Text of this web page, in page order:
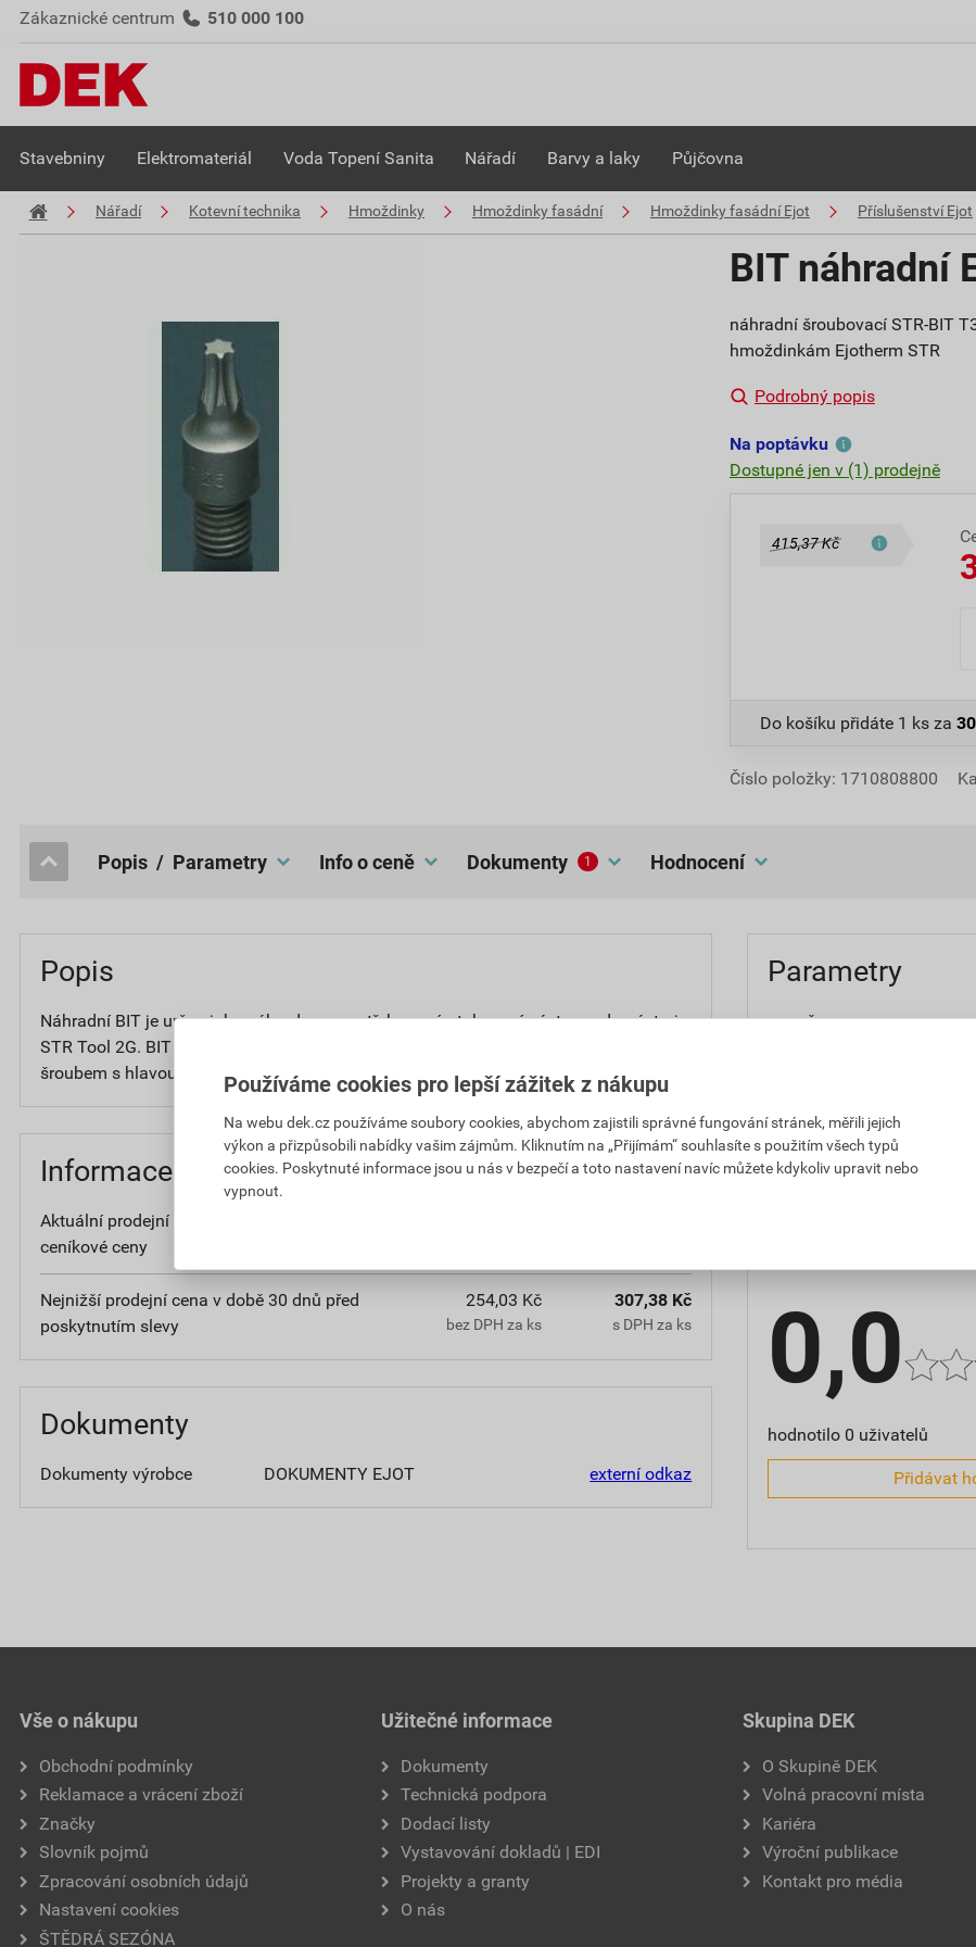
Zákaznické centrum 510 000 100
Stavebniny Elektromateriál Voda Topení Sanita Nářadí Barvy a laky Půjčovna
Nářadí Kotevní technika Hmoždinky Hmoždinky fasádní Hmoždinky fasádní Ejot Příslušenství Ejot
BIT náhradní
náhradní šroubovací STR-BIT
hmoždinkám Ejotherm STR
Podrobný popis
Na poptávku
Dostupné jen v (1) prodejně
415,37 Kč
Do košíku přidáte 1 ks za
Číslo položky: 1710808800
popis / Parametry Info o ceně dokumenty 1 hodnocení
Popis
Náhradní BIT je určen jako náhrada za opotřebovaný utahovací nástavec do nástroje
STR Tool 2G. BIT slouží pro zápustnou montáž hmoždinky Ejotherm STR U 2G se
šroubem s hlavou TORX T30.
Informace o ceně
Aktuální prodejní cena po slevě 26% z
ceníkové ceny
Nejnižší prodejní cena v době 30 dnů před
poskytnutím slevy
254,03 Kč
bez DPH za ks
307,38 Kč
s DPH za ks
Dokumenty
Dokumenty výrobce DOKUMENTY EJOT externí odkaz
Parametry
rozměry
typ výrobku
0,0
hodnotilo 0 uživatelů
Přidávat
Vše o nákupu
Obchodní podmínky
Reklamace a vrácení zboží
Značky
Slovník pojmů
Zpracování osobních údajů
Nastavení cookies
ŠTĚDRÁ SEZÓNA
Užitečné informace
Dokumenty
Technická podpora
Dodací listy
Vystavování dokladů | EDI
Projekty a granty
O nás
Skupina DEK
O Skupině DEK
Volná pracovní místa
Kariéra
Výroční publikace
Kontakt pro média
Používáme cookies pro lepší zážitek z nákupu
Na webu dek.cz používáme soubory cookies, abychom zajistili správné fungování stránek, měřili jejich
výkon a přizpůsobili nabídky vašim zájmům. Kliknutím na „Přijímám“ souhlasíte s použitím všech typů
cookies. Poskytnuté informace jsou u nás v bezpečí a toto nastavení navíc můžete kdykoliv upravit nebo
vypnout.